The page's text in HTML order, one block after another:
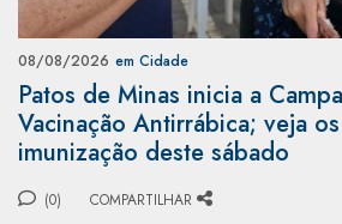
08/08/2026 em Cidade
Patos de Minas inicia a
Vacinação Antirrábica; veja
imunização deste sábado
(0) COMPARTILHAR